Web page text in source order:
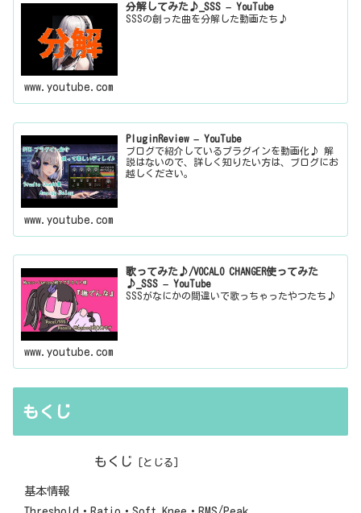
分解してみた♪_SSS – YouTube
SSSの創った曲を分解した動画たち♪
www.youtube.com
PluginReview – YouTube
ブログで紹介しているプラグインを動画化♪ 解
説はないので、詳しく知りたい方は、ブログにお
越しください。
www.youtube.com
歌ってみた♪/VOCALO CHANGER使ってみた
♪_SSS – YouTube
SSSがなにかの間違いで歌っちゃったやつたち♪
www.youtube.com
もくじ
もくじ
基本情報